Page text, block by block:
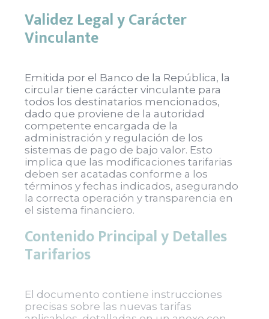
Validez Legal y Carácter
Vinculante
Emitida por el Banco de la República, la
circular tiene carácter vinculante para
todos los destinatarios mencionados,
dado que proviene de la autoridad
competente encargada de la
administración y regulación de los
sistemas de pago de bajo valor. Esto
implica que las modificaciones tarifarias
deben ser acatadas conforme a los
términos y fechas indicados, asegurando
la correcta operación y transparencia en
el sistema financiero.
Contenido Principal y Detalles
Tarifarios
El documento contiene instrucciones
precisas sobre las nuevas tarifas